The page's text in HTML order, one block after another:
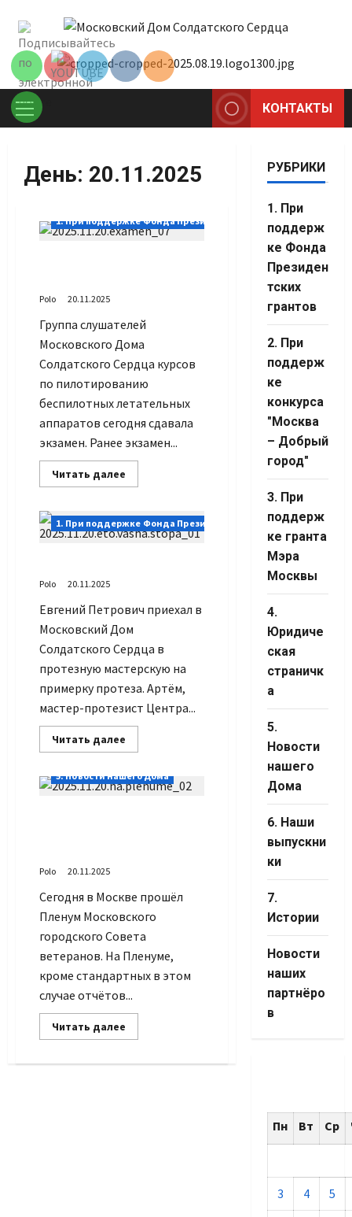
содержимому
Основное
КОНТАКТЫ
День: 20.11.2025
1. При поддержке Фонда Президентских грантов
Polo 20.11.2025
Группа слушателей
Московского Дома
Солдатского Сердца курсов
по пилотированию
беспилотных летательных
аппаратов сегодня сдавала
экзамен. Ранее экзамен...
Читать далее
больше
пора
ответственная
1. При поддержке Фонда Президентских грантов
Polo 20.11.2025
Евгений Петрович приехал в
Московский Дом
Солдатского Сердца в
протезную мастерскую на
примерку протеза. Артём,
мастер-протезист Центра...
Читать далее
больше
Ваша
стопа
5. Новости нашего Дома
Polo 20.11.2025
Сегодня в Москве прошёл
Пленум Московского
городского Совета
ветеранов. На Пленуме,
кроме стандартных в этом
случае отчётов...
Читать далее
больше
Пленуме
РУБРИКИ
1. При
поддерж
ке Фонда
Президен
тских
грантов
2. При
поддерж
ке
конкурса
"Москва
– Добрый
город"
3. При
поддерж
ке гранта
Мэра
Москвы
4.
Юридиче
ская
страничк
а
5.
Новости
нашего
Дома
6. Наши
выпускни
ки
7.
Истории
Новости
наших
партнёро
в
Пн Вт Ср
3 4 5
Set Youtube
Channel ID